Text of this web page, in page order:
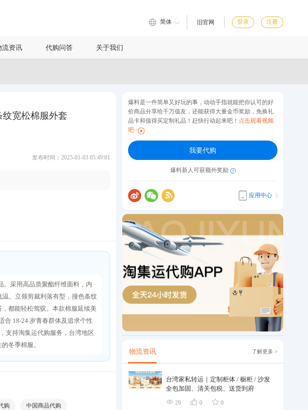
简体 旧官网 登录 注册
流资讯 代购问答 关于我们
宽松棉服外套
发布时间：2025-01-03 05:49:01
。采用高品质聚酯纤维面料，内
。立领剪裁利落有型，撞色条纹
都能轻松驾驭。本款棉服延续美
18-24 岁青春群体及追求个性
支持淘集运代购服务，台湾地区
冬季棉服。
购 中国商品代购
爆料是一件简单又好玩的事，动动手指就能把你认可的好
价商品分享给千万值友，还能获得大量金币奖励，免换礼
品卡和值得买定制礼品！赶快行动起来吧！ 点击观看视频
吧~
我要代购
爆料新人可获额外奖励
应用中心
物流资讯 了解更多 >
台湾家私转运｜定制柜体 / 橱柜 / 沙发
全包加固、清关包税、送货到府
29 0 0